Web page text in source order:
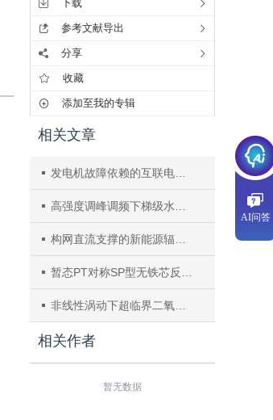
下载
参考文献导出
分享
收藏
添加至我的专辑
相关文章
发电机故障依赖的互联电网自适应事件触发负荷频率控制
高强度调峰调频下梯级水电站实时优化调度研究
构网直流支撑的新能源辐射型汇集系统短路比指标分析
暂态PT对称SP型无铁芯反激变换器
非线性涡动下超临界二氧化碳透平密封泄漏流动特性分析
相关作者
暂无数据
AI问答